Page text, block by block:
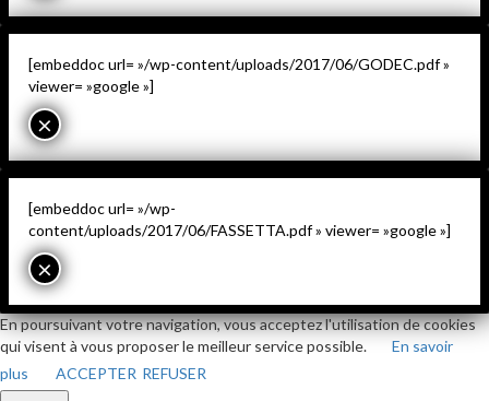
[embeddoc url= »/wp-content/uploads/2017/06/GODEC.pdf »
viewer= »google »]
×
[embeddoc url= »/wp-
content/uploads/2017/06/FASSETTA.pdf » viewer= »google »]
×
En poursuivant votre navigation, vous acceptez l'utilisation de cookies
qui visent à vous proposer le meilleur service possible.
En savoir
plus
ACCEPTER REFUSER